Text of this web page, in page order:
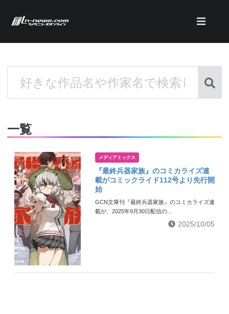
一覧
メディアミックス
『最終兵器家族』のコミカライズ連
載がコミックライド112号より先行開
始
GCN文庫刊『最終兵器家族』のコミカライズ連
載が、2025年9月30日配信の...
2025/10/05